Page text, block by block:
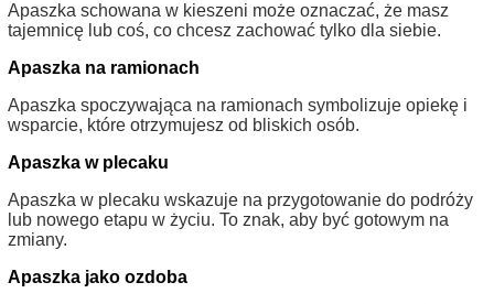
Apaszka schowana w kieszeni może oznaczać, że masz
tajemnicę lub coś, co chcesz zachować tylko dla siebie.
Apaszka na ramionach
Apaszka spoczywająca na ramionach symbolizuje opiekę i
wsparcie, które otrzymujesz od bliskich osób.
Apaszka w plecaku
Apaszka w plecaku wskazuje na przygotowanie do podróży
lub nowego etapu w życiu. To znak, aby być gotowym na
zmiany.
Apaszka jako ozdoba